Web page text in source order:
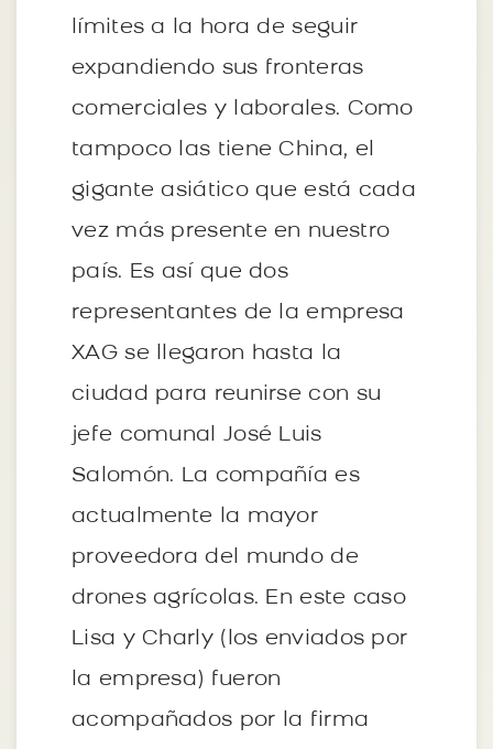
límites a la hora de seguir
expandiendo sus fronteras
comerciales y laborales. Como
tampoco las tiene China, el
gigante asiático que está cada
vez más presente en nuestro
país. Es así que dos
representantes de la empresa
XAG se llegaron hasta la
ciudad para reunirse con su
jefe comunal José Luis
Salomón. La compañía es
actualmente la mayor
proveedora del mundo de
drones agrícolas. En este caso
Lisa y Charly (los enviados por
la empresa) fueron
acompañados por la firma